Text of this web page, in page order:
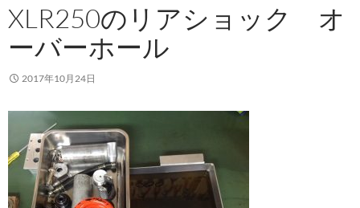
XLR250のリアショック オ
ーバーホール
2017年10月24日